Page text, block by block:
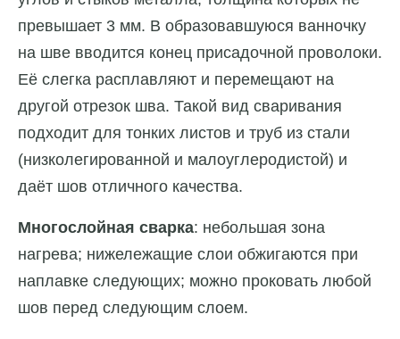
превышает 3 мм. В образовавшуюся ванночку
на шве вводится конец присадочной проволоки.
Её слегка расплавляют и перемещают на
другой отрезок шва. Такой вид сваривания
подходит для тонких листов и труб из стали
(низколегированной и малоуглеродистой) и
даёт шов отличного качества.
Многослойная сварка: небольшая зона
нагрева; нижележащие слои обжигаются при
наплавке следующих; можно проковать любой
шов перед следующим слоем.